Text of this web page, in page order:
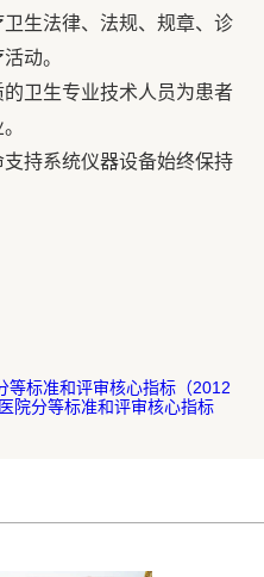
生法律、法规、规章、诊
动。
的卫生专业技术人员为患者
支持系统仪器设备始终保持
等标准和评审核心指标（2012
院分等标准和评审核心指标